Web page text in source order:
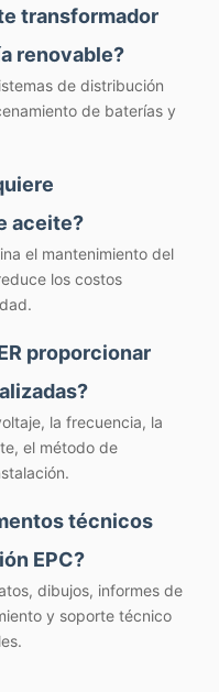
transformador
renovable?
de distribución
de baterías y
aceite?
el mantenimiento del
los costos
proporcionar
la frecuencia, la
el método de
técnicos
EPC?
dibujos, informes de
y soporte técnico